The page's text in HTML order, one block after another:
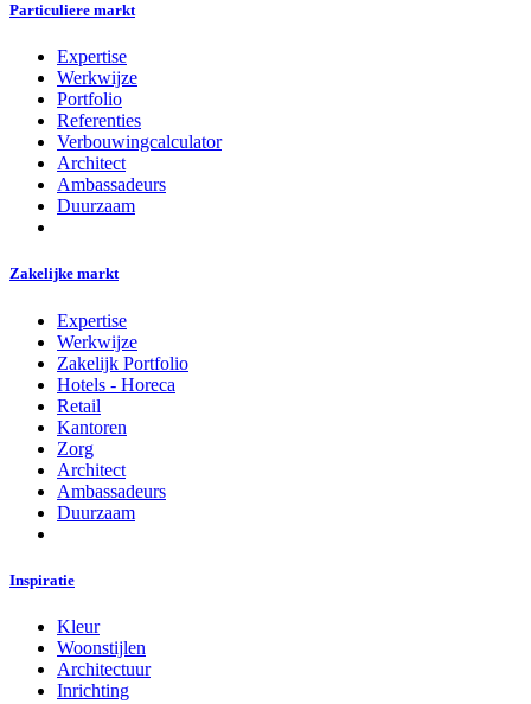
Particuliere markt
Expertise
Werkwijze
Portfolio
Referenties
Verbouwingcalculator
Architect
Ambassadeurs
Duurzaam
Zakelijke markt
Expertise
Werkwijze
Zakelijk Portfolio
Hotels - Horeca
Retail
Kantoren
Zorg
Architect
Ambassadeurs
Duurzaam
Inspiratie
Kleur
Woonstijlen
Architectuur
Inrichting